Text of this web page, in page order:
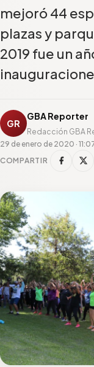
mejoró 44
plazas y
2019 fue un
GR
GBA Reporter
Redacción GBA
29 de enero de 2020 ·
COMPARTIR